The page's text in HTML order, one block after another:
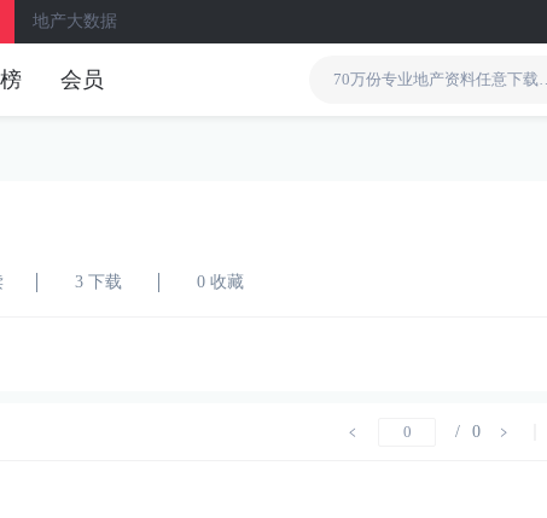
地产大数据
会员
3 下载 0 收藏
/ 0